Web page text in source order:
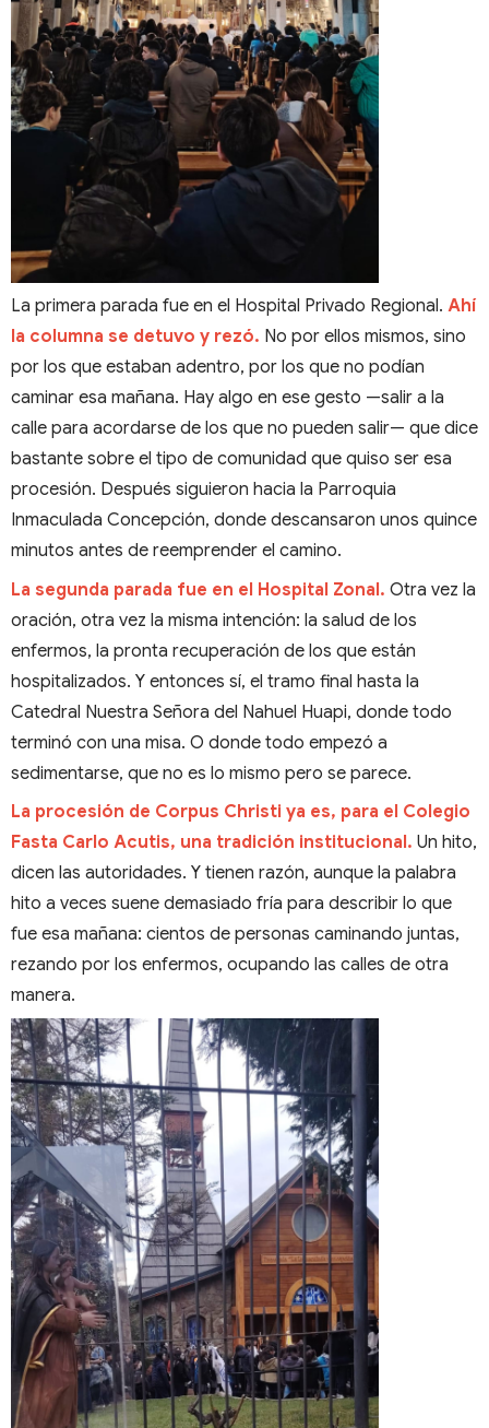
La primera parada fue en el Hospital Privado Regional. Ahí
la columna se detuvo y rezó. No por ellos mismos, sino
por los que estaban adentro, por los que no podían
caminar esa mañana. Hay algo en ese gesto —salir a la
calle para acordarse de los que no pueden salir— que dice
bastante sobre el tipo de comunidad que quiso ser esa
procesión. Después siguieron hacia la Parroquia
Inmaculada Concepción, donde descansaron unos quince
minutos antes de reemprender el camino.
La segunda parada fue en el Hospital Zonal. Otra vez la
oración, otra vez la misma intención: la salud de los
enfermos, la pronta recuperación de los que están
hospitalizados. Y entonces sí, el tramo final hasta la
Catedral Nuestra Señora del Nahuel Huapi, donde todo
terminó con una misa. O donde todo empezó a
sedimentarse, que no es lo mismo pero se parece.
La procesión de Corpus Christi ya es, para el Colegio
Fasta Carlo Acutis, una tradición institucional. Un hito,
dicen las autoridades. Y tienen razón, aunque la palabra
hito a veces suene demasiado fría para describir lo que
fue esa mañana: cientos de personas caminando juntas,
rezando por los enfermos, ocupando las calles de otra
manera.